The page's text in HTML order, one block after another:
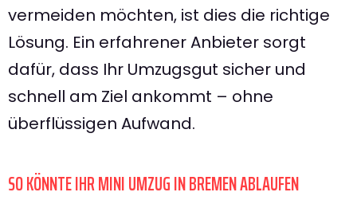
vermeiden möchten, ist dies die richtige
Lösung. Ein erfahrener Anbieter sorgt
dafür, dass Ihr Umzugsgut sicher und
schnell am Ziel ankommt – ohne
überflüssigen Aufwand.
SO KÖNNTE IHR MINI UMZUG IN BREMEN ABLAUFEN